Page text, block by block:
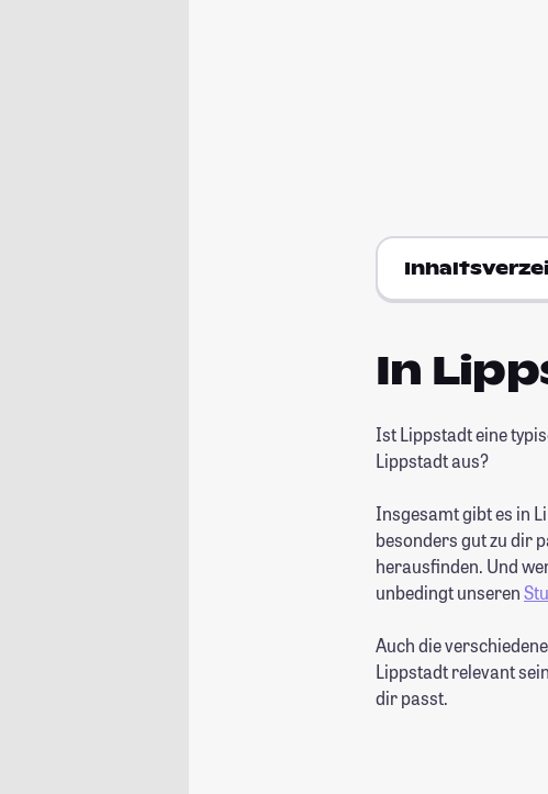
In
Ist Lippstadt eine
Lippstadt aus?
Insgesamt gibt es in
besonders gut zu dir
herausfinden. Und
unbedingt unseren
Auch die
Lippstadt relevant
dir passt.